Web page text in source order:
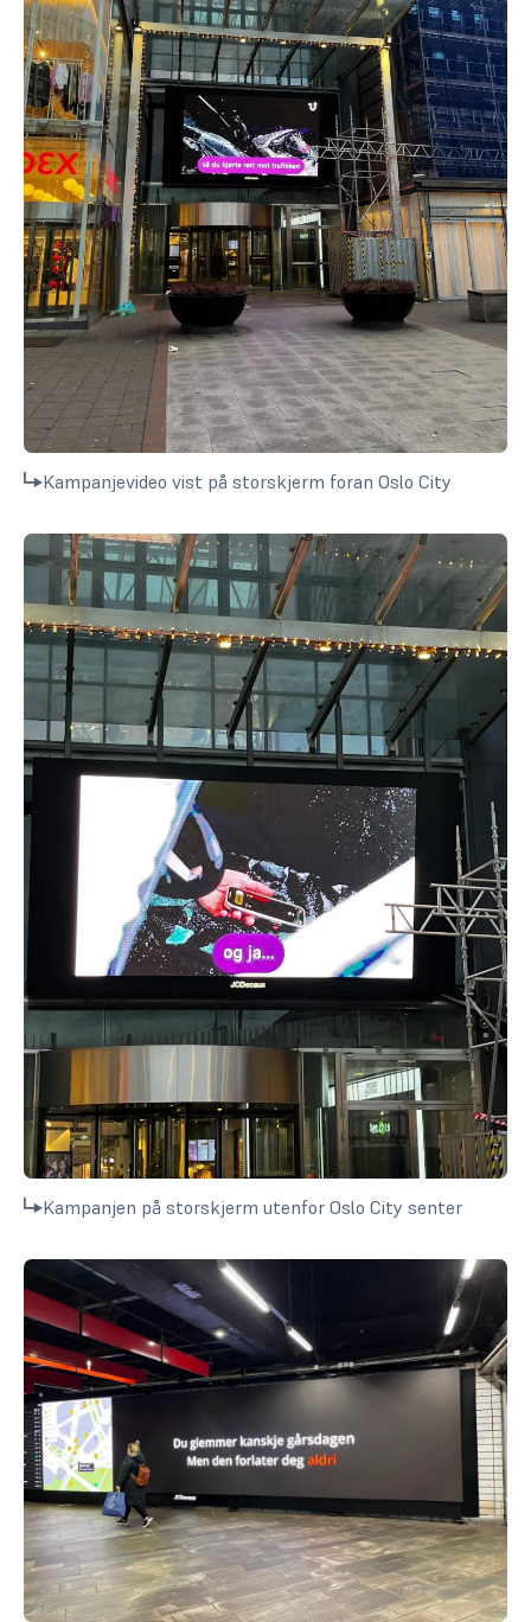
Kampanjevideo vist på storskjerm foran Oslo City
Kampanjen på storskjerm utenfor Oslo City senter